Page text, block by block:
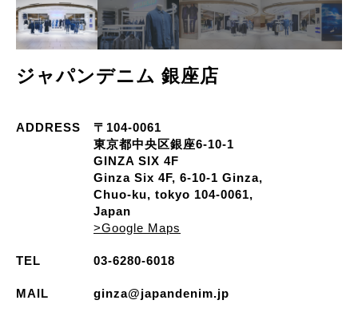
ジャパンデニム 銀座店
ADDRESS
〒104-0061
東京都中央区銀座6-10-1
GINZA SIX 4F
Ginza Six 4F, 6-10-1 Ginza,
Chuo-ku, tokyo 104-0061,
Japan
>Google Maps
TEL 03-6280-6018
MAIL ginza@japandenim.jp